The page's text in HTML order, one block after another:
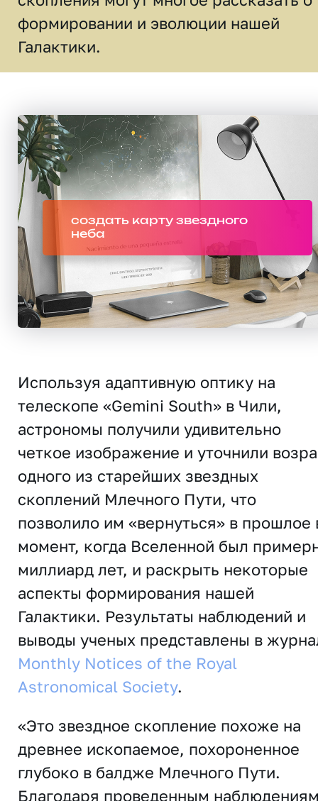
формировании и эволюции нашей
Галактики.
создать карту звездного
неба
Используя адаптивную оптику на
телескопе «Gemini South» в Чили,
астрономы получили удивительно
четкое изображение и уточнили
одного из старейших звездных
скоплений Млечного Пути, что
позволило им «вернуться» в прошлое
момент, когда Вселенной был
миллиард лет, и раскрыть некоторые
аспекты формирования нашей
Галактики. Результаты наблюдений и
выводы ученых представлены в
Monthly Notices of the Royal
Astronomical Society.
«Это звездное скопление похоже на
древнее ископаемое, похороненное
глубоко в балдже Млечного Пути.
Благодаря проведенным